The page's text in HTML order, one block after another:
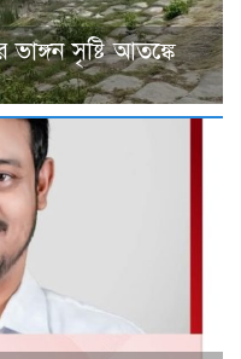
সৃষ্টি আতঙ্কে